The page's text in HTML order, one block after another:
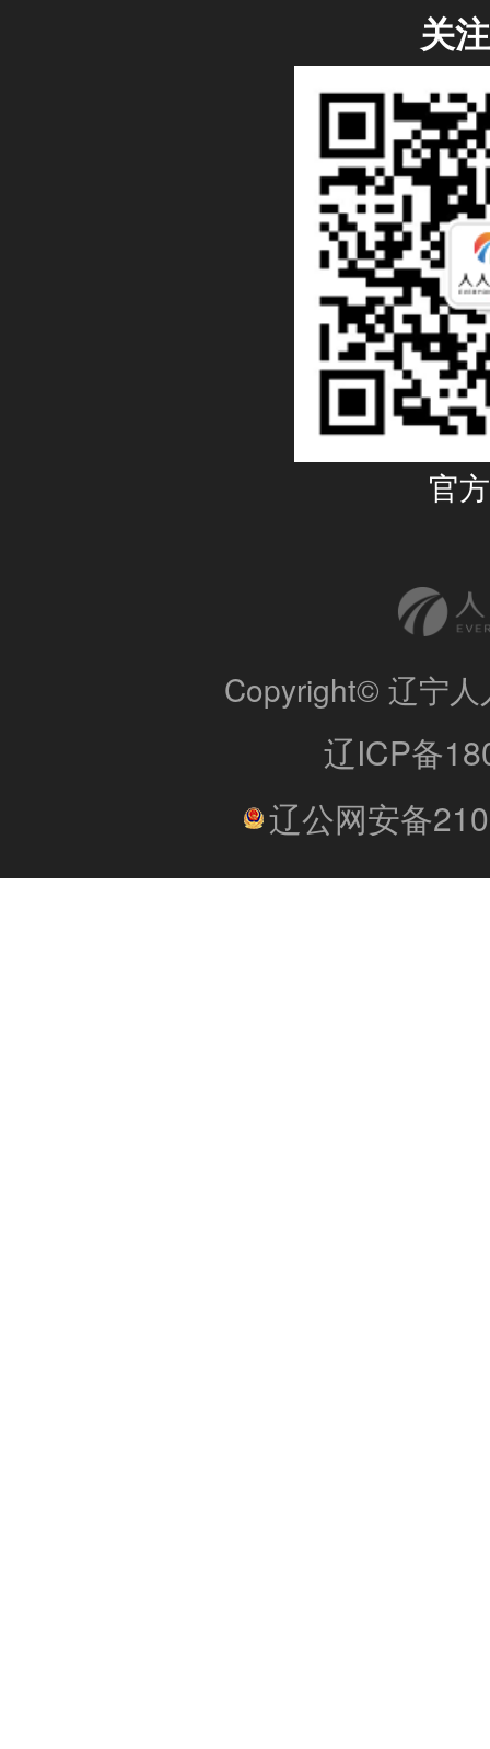
关
官
Copyright© 辽宁
辽ICP备
辽公网安备